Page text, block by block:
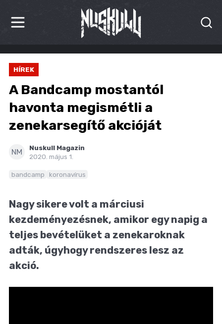
HÍREK
KRITIKÁK
BESZÁMOLÓK
INTERJÚK
PREMIEREK
BLOG
HÍREK
A Bandcamp mostantól
havonta megismétli a
zenekarsegítő akcióját
NM
Nuskull Magazin
2020. május 1.
bandcamp koronavírus
Nagy sikere volt a márciusi
kezdeményezésnek, amikor egy napig a
teljes bevételüket a zenekaroknak
adták, úgyhogy rendszeres lesz az
akció.